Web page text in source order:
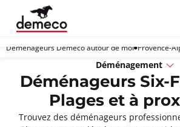
Déménageurs Demeco autour de moi Provence-
Déménagement
Déménageurs Six-
Plages et à
Trouvez des déménageurs